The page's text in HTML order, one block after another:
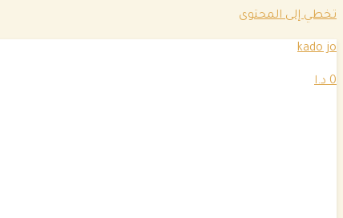
تخطي إلى المحتوى
kado jo
0 د.ا